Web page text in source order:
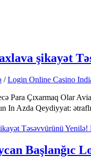
şikayət
/Login Online Casino
Para Çıxarmaq Olar
In Azda Qeydiyyat:
Təsəvvürünü Yenilə!
Başlanğıc